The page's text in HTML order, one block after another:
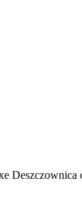
Deszczownica